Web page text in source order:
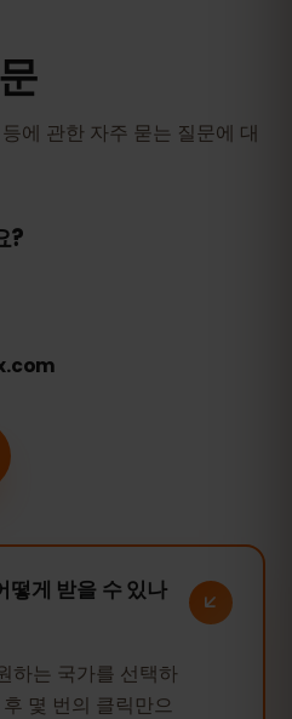
에 관한 자주 묻는 질문에 대
?
떻게 받을 수 있나
하는 국가를 선택하
몇 번의 클릭만으